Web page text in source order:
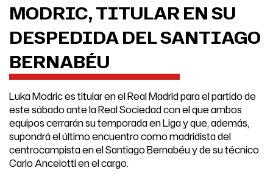
MODRIC, TITULAR EN SU
DESPEDIDA DEL SANTIAGO
BERNABÉU
Luka Modric es titular en el Real Madrid para el partido de
este sábado ante la Real Sociedad con el que ambos
equipos cerrarán su temporada en Liga y que, además,
supondrá el último encuentro como madridista del
centrocampista en el Santiago Bernabéu y de su técnico
Carlo Ancelotti en el cargo.